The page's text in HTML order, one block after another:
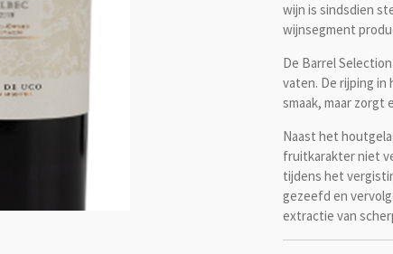
wijn is sindsdien
wijnsegment
De Barrel
vaten. De rijping
smaak, maar zorgt
Naast het
fruitkarakter niet
tijdens het
gezeefd en
extractie van